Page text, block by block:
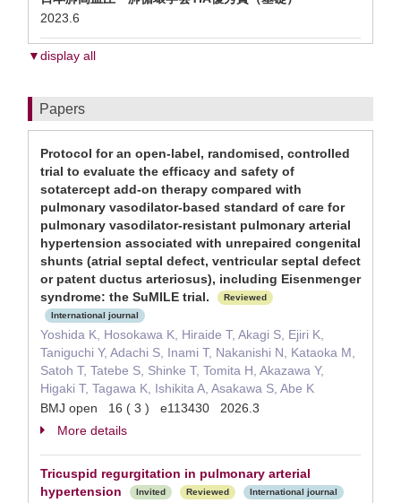
2023.6
▼display all
Papers
Protocol for an open-label, randomised, controlled
trial to evaluate the efficacy and safety of
sotatercept add-on therapy compared with
pulmonary vasodilator-based standard of care for
pulmonary vasodilator-resistant pulmonary arterial
hypertension associated with unrepaired congenital
shunts (atrial septal defect, ventricular septal defect
or patent ductus arteriosus), including Eisenmenger
syndrome: the SuMILE trial.
Reviewed
International journal
Yoshida K, Hosokawa K, Hiraide T, Akagi S, Ejiri K,
Taniguchi Y, Adachi S, Inami T, Nakanishi N, Kataoka M,
Satoh T, Tatebe S, Shinke T, Tomita H, Akazawa Y,
Higaki T, Tagawa K, Ishikita A, Asakawa S, Abe K
BMJ open 16 ( 3 ) e113430 2026.3
More details
Tricuspid regurgitation in pulmonary arterial
hypertension
Invited Reviewed International journal